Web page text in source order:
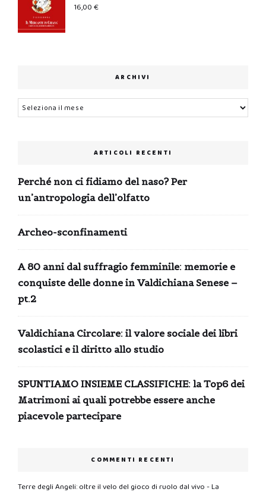
16,00€
ARCHIVI
Archivi
ARTICOLI RECENTI
Perché non ci fidiamo del naso? Per
un’antropologia dell’olfatto
Archeo-sconfinamenti
A 80 anni dal suffragio femminile: memorie e
conquiste delle donne in Valdichiana Senese –
pt.2
Valdichiana Circolare: il valore sociale dei libri
scolastici e il diritto allo studio
SPUNTIAMO INSIEME CLASSIFICHE: la Top6 dei
Matrimoni ai quali potrebbe essere anche
piacevole partecipare
COMMENTI RECENTI
Terre degli Angeli: oltre il velo del gioco di ruolo dal vivo - La